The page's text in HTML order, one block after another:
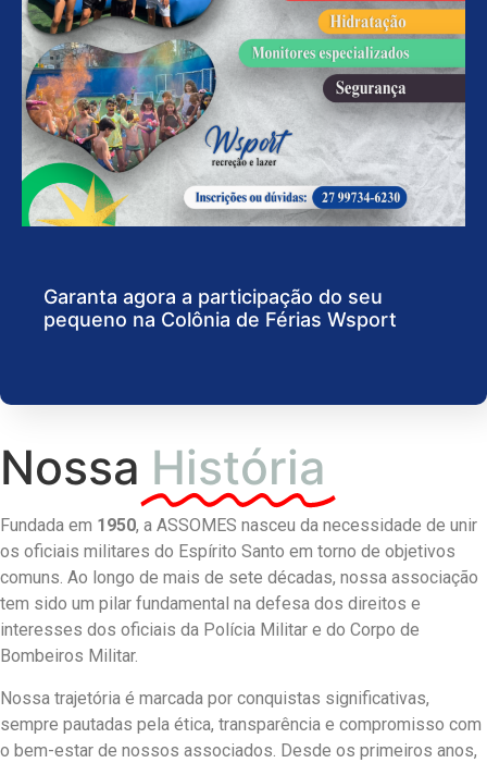
Garanta agora a participação do seu
pequeno na Colônia de Férias Wsport
Nossa História
Fundada em 1950, a ASSOMES nasceu da necessidade de unir
os oficiais militares do Espírito Santo em torno de objetivos
comuns. Ao longo de mais de sete décadas, nossa associação
tem sido um pilar fundamental na defesa dos direitos e
interesses dos oficiais da Polícia Militar e do Corpo de
Bombeiros Militar.
Nossa trajetória é marcada por conquistas significativas,
sempre pautadas pela ética, transparência e compromisso com
o bem-estar de nossos associados. Desde os primeiros anos,